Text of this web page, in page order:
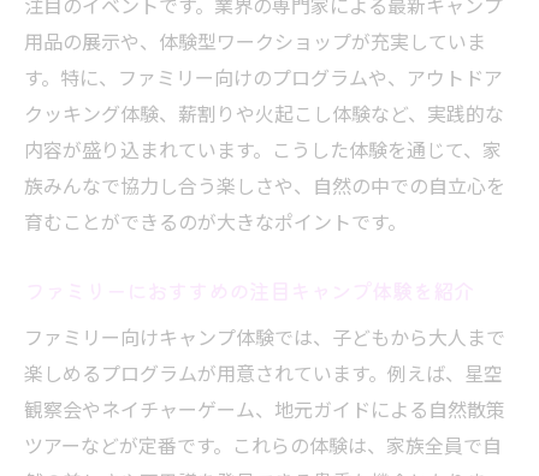
用品の展示や、体験型ワークショップが充実していま
す。特に、ファミリー向けのプログラムや、アウトドア
クッキング体験、薪割りや火起こし体験など、実践的な
内容が盛り込まれています。こうした体験を通じて、家
族みんなで協力し合う楽しさや、自然の中での自立心を
育むことができるのが大きなポイントです。
ファミリー向けキャンプ体験では、子どもから大人まで
楽しめるプログラムが用意されています。例えば、星空
観察会やネイチャーゲーム、地元ガイドによる自然散策
ツアーなどが定番です。これらの体験は、家族全員で自